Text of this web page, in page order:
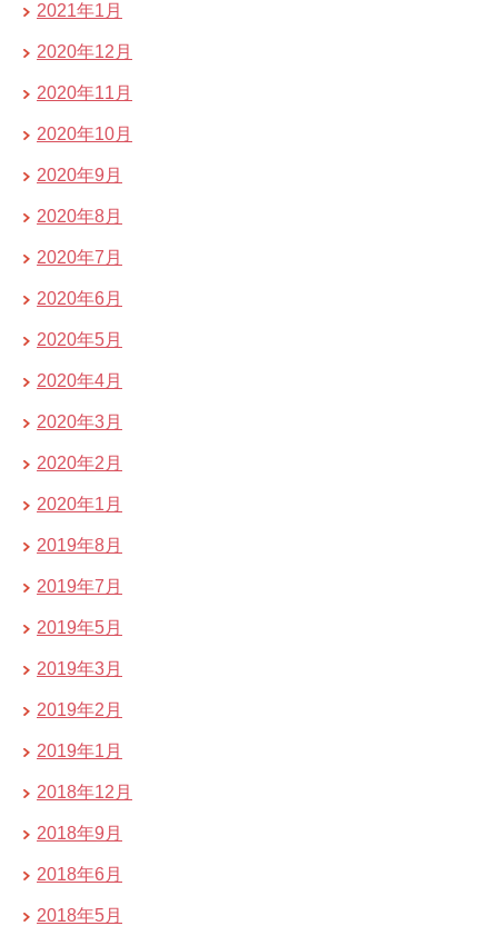
2021年1月
2020年12月
2020年11月
2020年10月
2020年9月
2020年8月
2020年7月
2020年6月
2020年5月
2020年4月
2020年3月
2020年2月
2020年1月
2019年8月
2019年7月
2019年5月
2019年3月
2019年2月
2019年1月
2018年12月
2018年9月
2018年6月
2018年5月